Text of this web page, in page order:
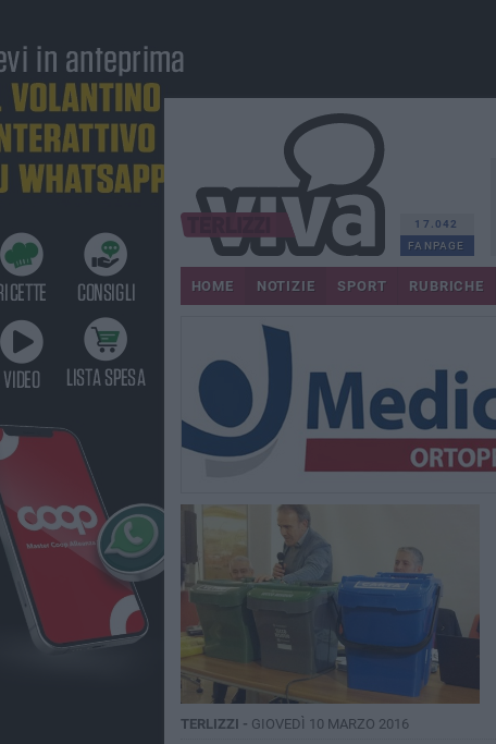
17.042
FANPAGE
HOME NOTIZIE SPORT RUBRICHE
TERLIZZI - GIOVEDÌ 10 MARZO 2016